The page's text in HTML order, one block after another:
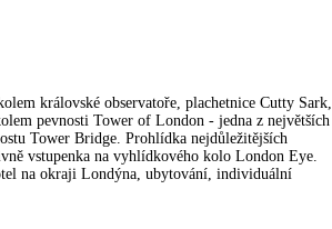
královské observatoře, plachetnice Cutty Sark,
pevnosti Tower of London - jedna z největších
Tower Bridge. Prohlídka nejdůležitějších
vstupenka na vyhlídkového kolo London Eye.
na okraji Londýna, ubytování, individuální